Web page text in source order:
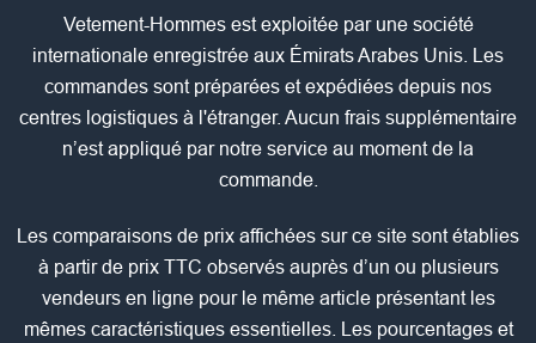
Vetement-Hommes est exploitée par une société
internationale enregistrée aux Émirats Arabes Unis. Les
commandes sont préparées et expédiées depuis nos
centres logistiques à l'étranger. Aucun frais supplémentaire
n’est appliqué par notre service au moment de la
commande.
Les comparaisons de prix affichées sur ce site sont établies
à partir de prix TTC observés auprès d’un ou plusieurs
vendeurs en ligne pour le même article présentant les
mêmes caractéristiques essentielles. Les pourcentages et